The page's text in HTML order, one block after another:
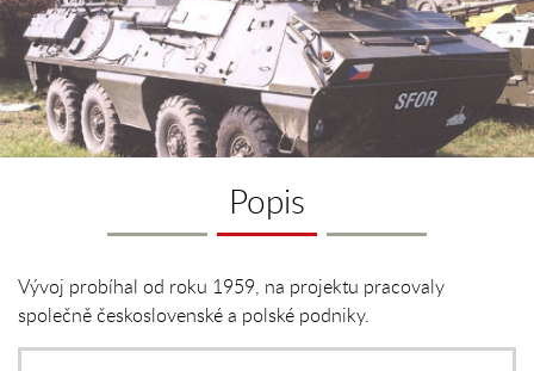
Popis
Vývoj probíhal od roku 1959, na projektu pracovaly
společně československé a polské podniky.